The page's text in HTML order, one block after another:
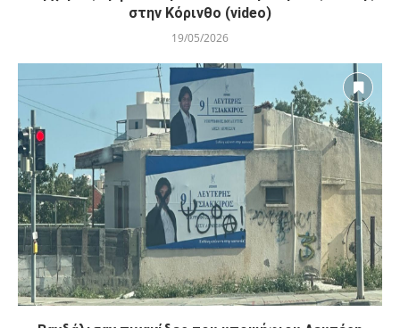
στην Κόρινθο (video)
19/05/2026